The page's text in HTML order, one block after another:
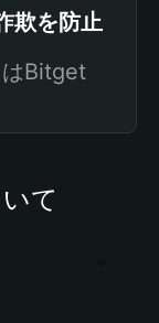
欺を防止
はBitget
て